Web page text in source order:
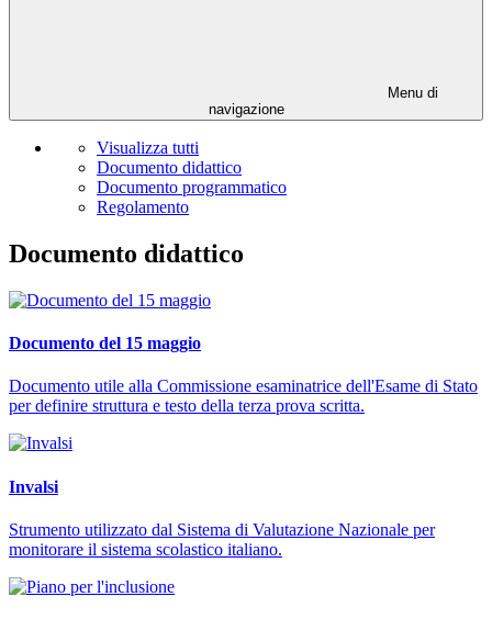
Menu di
navigazione
Visualizza tutti
Documento didattico
Documento programmatico
Regolamento
Documento didattico
Documento del 15 maggio
Documento utile alla Commissione esaminatrice dell'Esame di Stato
per definire struttura e testo della terza prova scritta.
Invalsi
Strumento utilizzato dal Sistema di Valutazione Nazionale per
monitorare il sistema scolastico italiano.